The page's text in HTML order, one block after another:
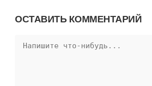
ОСТАВИТЬ КОММЕНТАРИЙ